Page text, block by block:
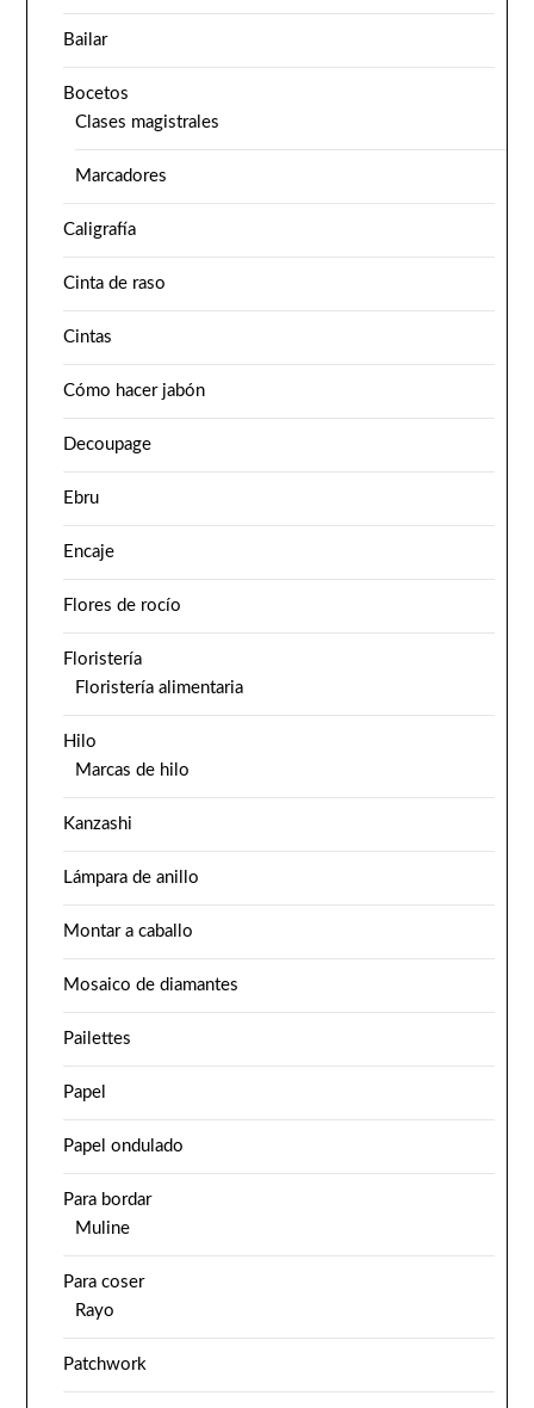
Bailar
Bocetos
Clases magistrales
Marcadores
Caligrafía
Cinta de raso
Cintas
Cómo hacer jabón
Decoupage
Ebru
Encaje
Flores de rocío
Floristería
Floristería alimentaria
Hilo
Marcas de hilo
Kanzashi
Lámpara de anillo
Montar a caballo
Mosaico de diamantes
Pailettes
Papel
Papel ondulado
Para bordar
Muline
Para coser
Rayo
Patchwork